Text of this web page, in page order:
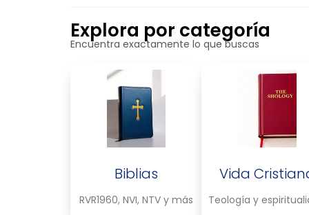
Explora por categoría
Encuentra exactamente lo que buscas
Biblias
RVR1960, NVI, NTV y más
Vida
Teología y